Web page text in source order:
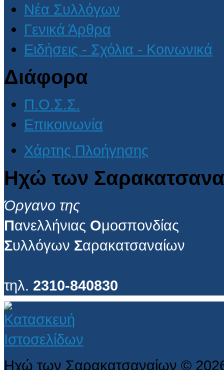
Νέα Συλλόγων
Γενικά Άρθρα
Ειδήσεις - Σχόλια - Κοινωνικά
Διάφορα
Π.Ο.Σ.Σ.
Επικοινωνία
Χάρτης Πλοήγησης
Ηχώ των
Όργανο της
Πανελλήνιας Ομοσπονδίας
Συλλόγων Σαρακατσαναίων
τηλ. 2310-840830
Ηχώ των Σαρακατσαναίων ©